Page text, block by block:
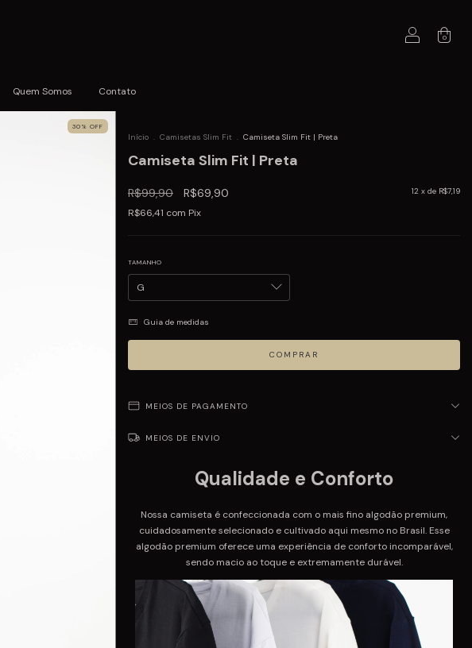
0
Quem Somos Contato
30 % OFF
Início . Camisetas Slim Fit . Camiseta Slim Fit | Preta
Camiseta Slim Fit | Preta
R$99,90 R$69,90 12 x de R$7,19
R$66,41 com Pix
TAMANHO
Guia de medidas
MEIOS DE PAGAMENTO
MEIOS DE ENVIO
Qualidade e Conforto
Nossa camiseta é confeccionada com o mais fino algodão premium,
cuidadosamente selecionado e cultivado aqui mesmo no Brasil. Esse
algodão premium oferece uma experiência de conforto incomparável,
sendo macio ao toque e extremamente durável.